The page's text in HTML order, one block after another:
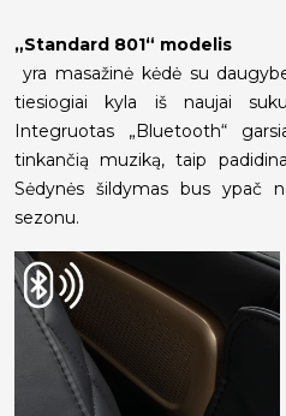
„Standard 801“ modelis
yra masažinė kėdė su
tiesiogiai kyla iš naujai
Integruotas „Bluetooth“
tinkančią muziką, taip
Sėdynės šildymas bus ypač
sezonu.